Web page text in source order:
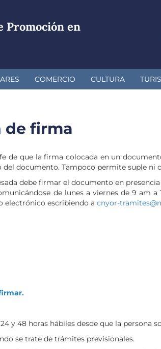
Promoción en
COMERCIO CULTURA
de firma
de que la firma colocada en un
documento. Tampoco permite suple ni
debe firmar el documento en
de lunes a viernes de 9 am
electrónico escribiendo a cnyor-
y 48 horas hábiles desde que la persona
se trate de trámites previsionales.